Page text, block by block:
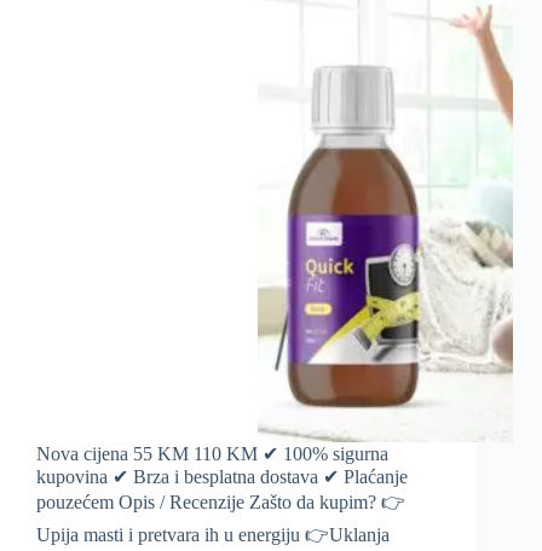
Nova cijena 55 KM 110 KM ✔ 100% sigurna
kupovina ✔ Brza i besplatna dostava ✔ Plaćanje
pouzećem Opis / Recenzije Zašto da kupim? 👉
Upija masti i pretvara ih u energiju 👉Uklanja